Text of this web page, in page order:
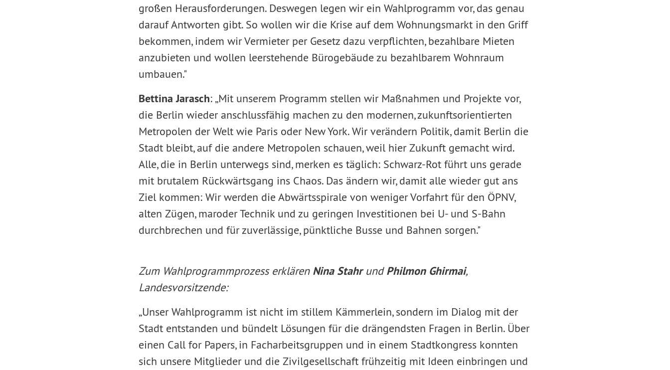
großen Herausforderungen. Deswegen legen wir ein Wahlprogramm vor, das genau
darauf Antworten gibt. So wollen wir die Krise auf dem Wohnungsmarkt in den Griff
bekommen, indem wir Vermieter per Gesetz dazu verpflichten, bezahlbare Mieten
anzubieten und wollen leerstehende Bürogebäude zu bezahlbarem Wohnraum
umbauen."
Bettina Jarasch: „Mit unserem Programm stellen wir Maßnahmen und Projekte vor,
die Berlin wieder anschlussfähig machen zu den modernen, zukunftsorientierten
Metropolen der Welt wie Paris oder New York. Wir verändern Politik, damit Berlin die
Stadt bleibt, auf die andere Metropolen schauen, weil hier Zukunft gemacht wird.
Alle, die in Berlin unterwegs sind, merken es täglich: Schwarz-Rot führt uns gerade
mit brutalem Rückwärtsgang ins Chaos. Das ändern wir, damit alle wieder gut ans
Ziel kommen: Wir werden die Abwärtsspirale von weniger Vorfahrt für den ÖPNV,
alten Zügen, maroder Technik und zu geringen Investitionen bei U- und S-Bahn
durchbrechen und für zuverlässige, pünktliche Busse und Bahnen sorgen."
Zum Wahlprogrammprozess erklären Nina StahrundPhilmon Ghirmai,
Landesvorsitzende:
„Unser Wahlprogramm ist nicht im stillem Kämmerlein, sondern im Dialog mit der
Stadt entstanden und bündelt Lösungen für die drängendsten Fragen in Berlin. Über
einen Call for Papers, in Facharbeitsgruppen und in einem Stadtkongress konnten
sich unsere Mitglieder und die Zivilgesellschaft frühzeitig mit Ideen einbringen und